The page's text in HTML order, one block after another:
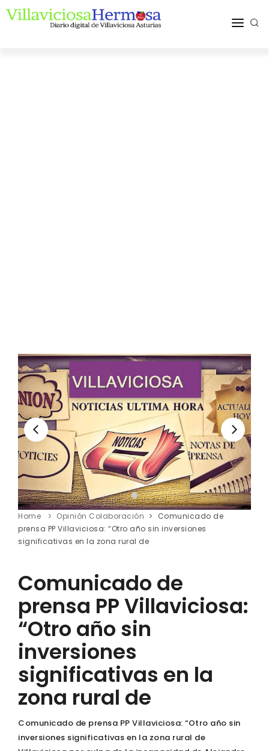
Home Opinión Colaboración
Comunicado de
prensa PP Villaviciosa: “Otro año sin inversiones
significativas en la zona rural de
Comunicado de
prensa PP Villaviciosa:
“Otro año sin
inversiones
significativas en la
zona rural de
Comunicado de prensa PP Villaviciosa: “Otro año sin
inversiones significativas en la zona rural de